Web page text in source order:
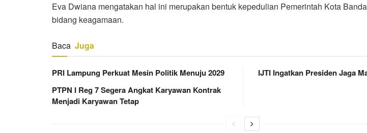
Eva Dwiana mengatakan hal ini merupakan bentuk kepedulian Pemerintah Kota
bidang keagamaan.
Baca Juga
PRI Lampung Perkuat Mesin Politik Menuju 2029
PTPN I Reg 7 Segera Angkat Karyawan Kontrak
Menjadi Karyawan Tetap
IJTI Ingatkan Presiden Jaga